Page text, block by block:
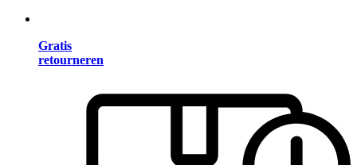
Gratis
retourneren